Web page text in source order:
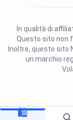
🛍️
Questo sito non
Inoltre, questo sito
un marchio
In qualità di